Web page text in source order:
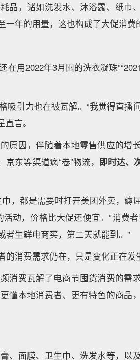
品，诸如洗发水、沐浴露、纸巾
年的用量，这也构成了大促消费
在用2022年3月囤的洗衣凝珠
吸引力也在被瓦解。“我觉得直播
言。
原因，伴随着本地零售供应的增
东等渠道疯“卷”物流， 即时达、
，都是需要时打开美团外卖，薅
动，价格比大促还便宜。”消费
生鲜电商买，第二天就能到。”
的消费需求仍在，只是变化正在发
消费瓦解了电商节囤货消费的需
懂本地消费者、更有特色的商品
、面膜、卫生巾、洗发水等，以